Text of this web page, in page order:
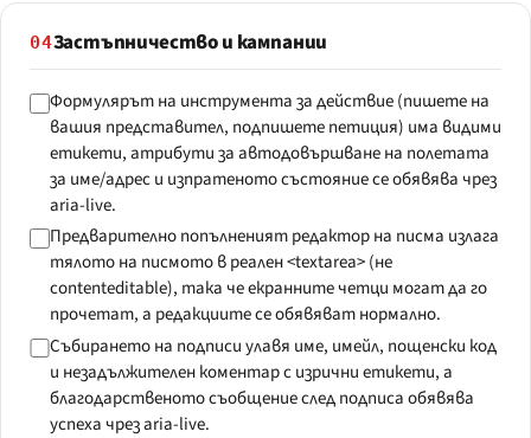
04Застъпничество и кампании
Формулярът на инструмента за действие (пишете на
вашия представител, подпишете петиция) има видими
етикети, атрибути за автодовършване на полетата
за име/адрес и изпратеното състояние се обявява чрез
aria-live.
Предварително попълненият редактор на писма излага
тялото на писмото в реален <textarea> (не
contenteditable), така че екранните четци могат да го
прочетат, а редакциите се обявяват нормално.
Събирането на подписи улавя име, имейл, пощенски код
и незадължителен коментар с изрични етикети, а
благодарственото съобщение след подписа обявява
успеха чрез aria-live.